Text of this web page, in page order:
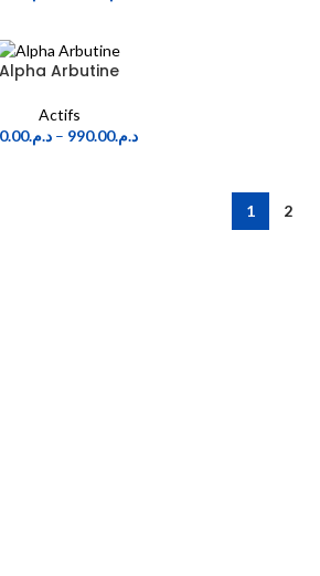
Alpha Arbutine
Actifs
د.م. – د.م.990.00
1 2